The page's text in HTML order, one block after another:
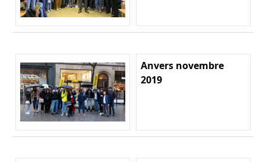
Anvers novembre
2019